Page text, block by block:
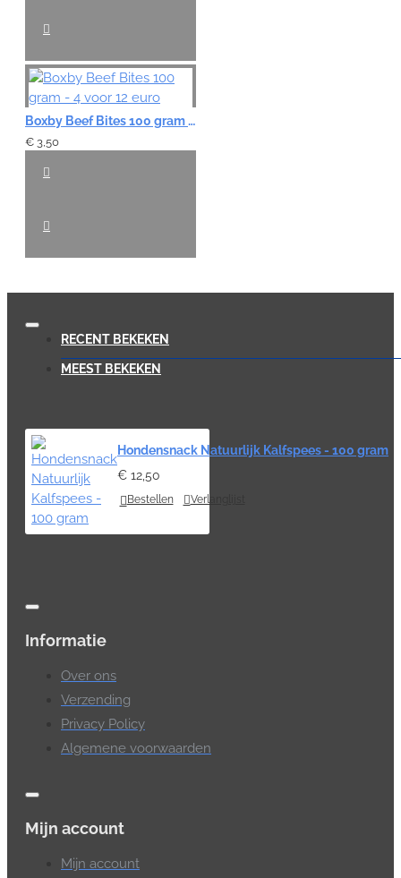
Boxby Beef Bites 100 gram - 4 voor 12 euro
€ 3,50
RECENT BEKEKEN
MEEST BEKEKEN
Hondensnack Natuurlijk Kalfspees - 100 gram
€ 12,50
Bestellen Verlanglijst
Informatie
Over ons
Verzending
Privacy Policy
Algemene voorwaarden
Mijn account
Mijn account